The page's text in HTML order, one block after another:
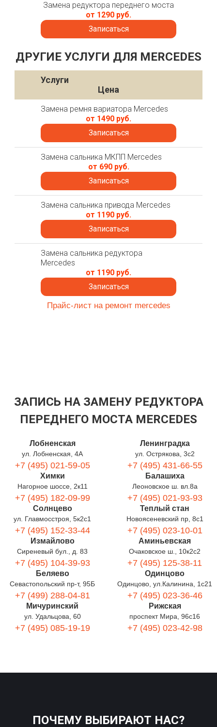
Замена редуктора переднего моста
от 1290 руб.
Записаться
ДРУГИЕ УСЛУГИ ДЛЯ MERCEDES
Услуги
Цена
Замена ремня вариатора Mercedes
от 1490 руб.
Записаться
Замена сальника МКПП Mercedes
от 690 руб.
Записаться
Замена сальника привода Mercedes
от 1190 руб.
Записаться
Замена сальника редуктора
Mercedes
от 1190 руб.
Записаться
Прайс-лист на ремонт mercedes
ЗАПИСЬ НА ЗАМЕНУ РЕДУКТОРА
ПЕРЕДНЕГО МОСТА MERCEDES
Лобненская
ул. Лобненская, 4А
+7 (495) 021-59-05
Ленинградка
ул. Острякова, 3с2
+7 (495) 431-66-55
Химки
Нагорное шоссе, 2к11
+7 (495) 182-09-99
Балашиха
Леоновское ш. вл.8а
+7 (495) 021-93-93
Солнцево
ул. Главмосстроя, 5к2с1
+7 (495) 152-33-44
Теплый стан
Новоясеневский пр, 8с1
+7 (495) 023-10-01
Измайлово
Сиреневый бул., д. 83
+7 (495) 104-39-93
Аминьевская
Очаковское ш., 10к2с2
+7 (495) 125-38-11
Беляево
Севастопольский пр-т, 95Б
+7 (499) 288-04-81
Одинцово
Одинцово, ул.Калинина, 1с21
+7 (495) 023-36-46
Мичуринский
ул. Удальцова, 60
+7 (495) 085-19-19
Рижская
проспект Мира, 96с16
+7 (495) 023-42-98
ПОЧЕМУ ВЫБИРАЮТ НАС?